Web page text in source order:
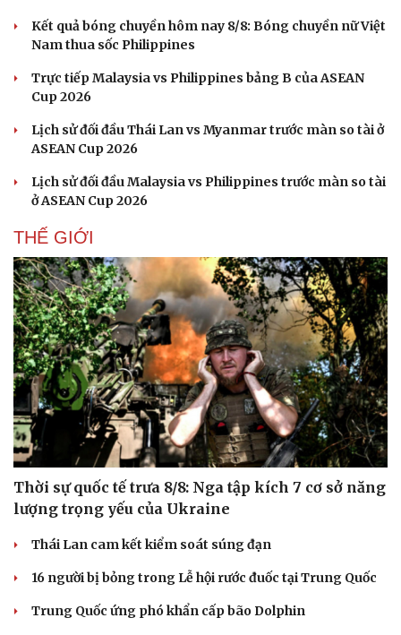
Cải chính
Kết quả bóng chuyền hôm nay 8/8: Bóng chuyền nữ Việt
Nam thua sốc Philippines
Trực tiếp Malaysia vs Philippines bảng B của ASEAN
Cup 2026
Lịch sử đối đầu Thái Lan vs Myanmar trước màn so tài ở
ASEAN Cup 2026
Lịch sử đối đầu Malaysia vs Philippines trước màn so tài
ở ASEAN Cup 2026
THẾ GIỚI
Thời sự quốc tế trưa 8/8: Nga tập kích 7 cơ sở năng
lượng trọng yếu của Ukraine
Thái Lan cam kết kiểm soát súng đạn
16 người bị bỏng trong Lễ hội rước đuốc tại Trung Quốc
Trung Quốc ứng phó khẩn cấp bão Dolphin